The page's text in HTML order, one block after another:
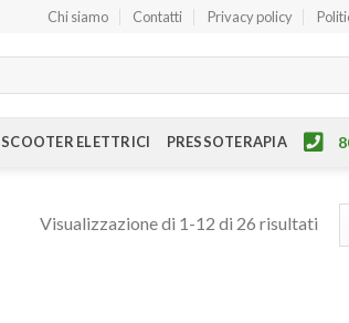
Chi siamo Contatti Privacy policy
SCOOTER ELETTRICI PRESSOTERAPIA
Visualizzazione di 1-12 di 26 risultati